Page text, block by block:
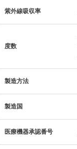
紫外線吸収率
度数
製造方法
製造国
医療機器承認番号